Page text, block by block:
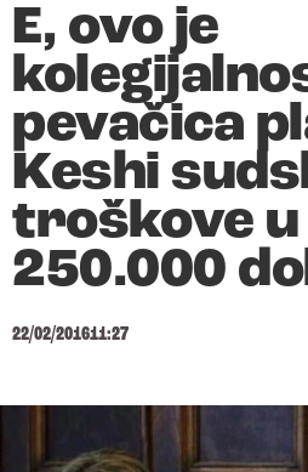
E, ovo je
pevačica
Keshi
troškove u
250.000
22/02/201611:27